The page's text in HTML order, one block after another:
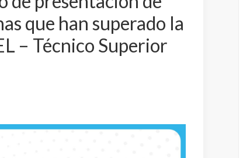
que han superado la
– Técnico Superior